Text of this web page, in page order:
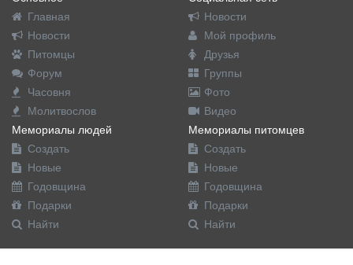
Главная
Новости
Питомцы
Форум
Часовня
Молитвослов
Новости
Мой профиль
Друзья
Группы
Фото
Видео
Мемориалы людей
Создать
Новые
Годовщина
Подарки
Найти
Мемориалы питомцев
Создать
Новые
Годовщина
Подарки
Найти